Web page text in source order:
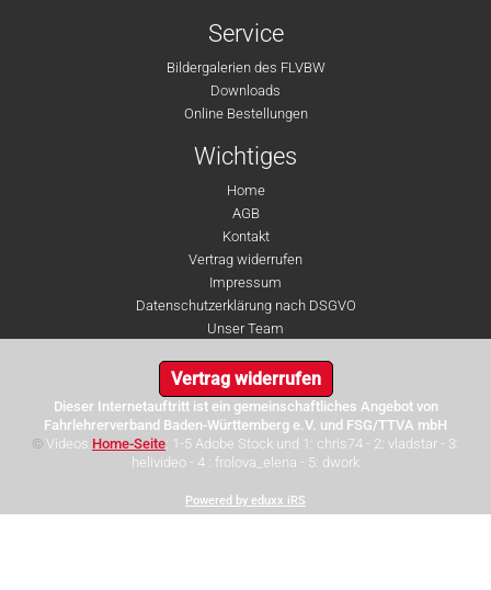
Service
Bildergalerien des FLVBW
Downloads
Online Bestellungen
Wichtiges
Home
AGB
Kontakt
Vertrag widerrufen
Impressum
Datenschutzerklärung nach DSGVO
Unser Team
Vertrag widerrufen
Dieser Internetauftritt ist ein gemeinschaftliches Angebot von
Fahrlehrerverband Baden-Württemberg e.V. und FSG/TTVA mbH
© Videos Home-Seite: 1-5 Adobe Stock und 1: chris74 - 2: vladstar - 3:
helivideo - 4 : frolova_elena - 5: dwork
Powered by eduxx iRS